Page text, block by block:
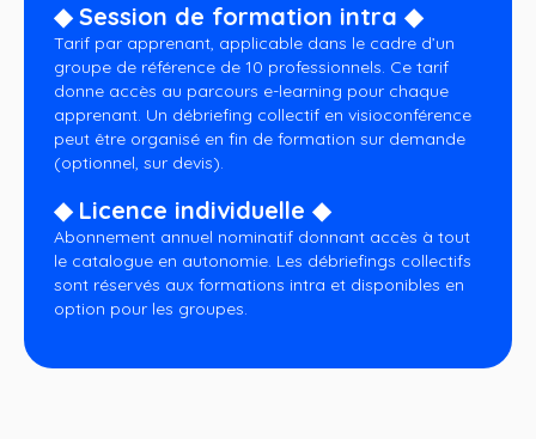
◆ Session de formation intra ◆
Tarif par apprenant, applicable dans le cadre d’un
groupe de référence de 10 professionnels. Ce tarif
donne accès au parcours e-learning pour chaque
apprenant. Un débriefing collectif en visioconférence
peut être organisé en fin de formation sur demande
(optionnel, sur devis).
◆ Licence individuelle ◆
Abonnement annuel nominatif donnant accès à tout
le catalogue en autonomie. Les débriefings collectifs
sont réservés aux formations intra et disponibles en
option pour les groupes.